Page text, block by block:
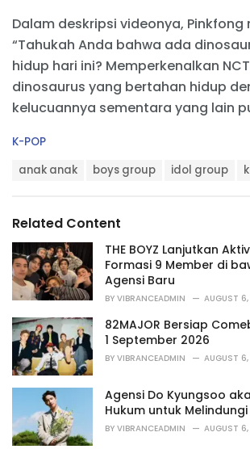
Dalam deskripsi videonya, Pinkfong
“Tahukah Anda bahwa ada
hidup hari ini? Memperkenalkan
dinosaurus yang bertahan hidup
kelucuannya sementara yang lain
C
r
i
e
s
:
K-POP
:
anak anak boys group idol group
Related Content
THE BOYZ Lanjutkan
Formasi 9 Member di
Agensi Baru
BY VIBRANCEADMIN AUGUST
82MAJOR Bersiap
1 September 2026
BY VIBRANCEADMIN AUGUST
Agensi Do Kyungsoo
Hukum untuk
BY VIBRANCEADMIN AUGUST